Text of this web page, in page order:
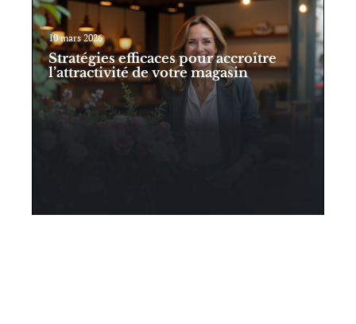
10 mars 2026
Stratégies efficaces pour accroître
l’attractivité de votre magasin